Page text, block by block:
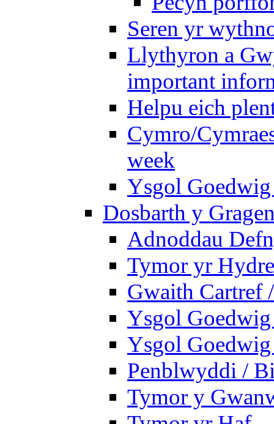
Seren yr
Llythyron a
important
Helpu eich
Cymro/
week
Ysgol
Dosbarth y
Adnoddau
Tymor yr
Gwaith Cartref
Ysgol
Ysgol
Penblwyddi /
Tymor y